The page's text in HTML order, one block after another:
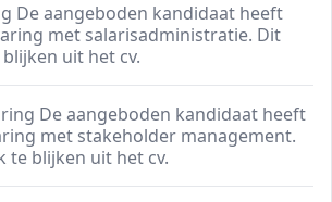
De aangeboden kandidaat heeft
met salarisadministratie. Dit
uit het cv.
De aangeboden kandidaat heeft
met stakeholder management.
te blijken uit het cv.